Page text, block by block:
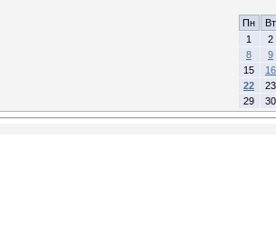
Пн
Вт
1
2
8
9
15
16
22
23
29
30